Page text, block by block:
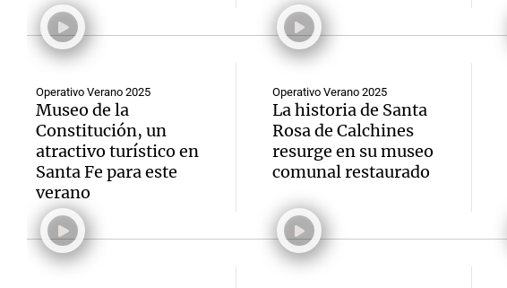
Operativo Verano 2025
Museo de la
Constitución, un
atractivo turístico en
Santa Fe para este
verano
Operativo Verano 2025
La historia de Santa
Rosa de Calchines
resurge en su museo
comunal restaurado